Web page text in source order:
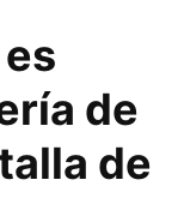
de
de